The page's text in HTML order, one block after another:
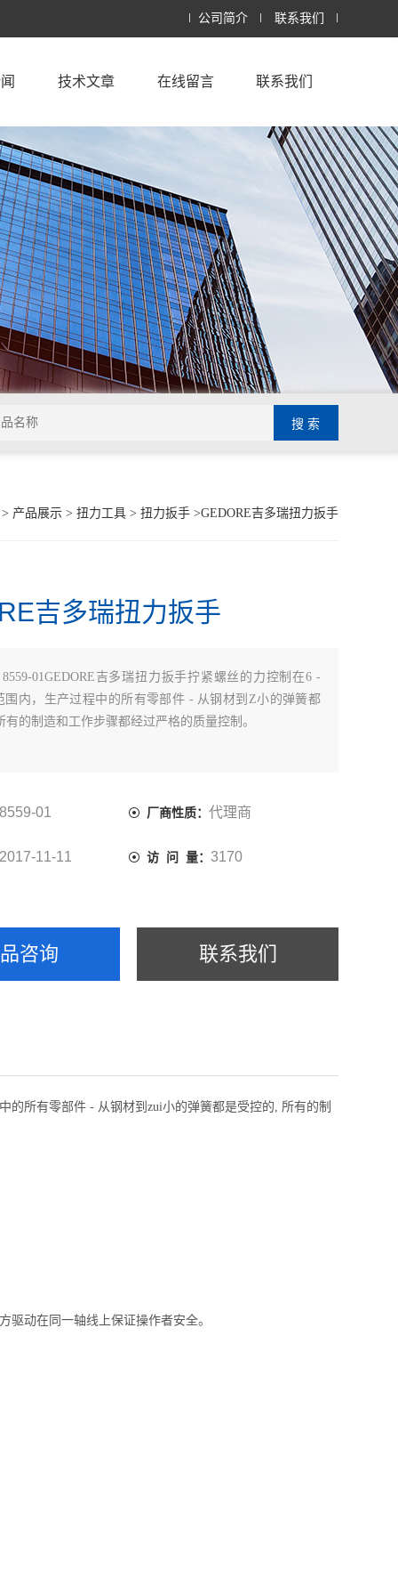
公司简介 联系我们
技术文章 在线留言 联系我们
> 产品展示> 扭力工具> 扭力扳手>GEDORE吉多瑞扭力扳手
吉多瑞扭力扳手
8559-01GEDORE吉多瑞扭力扳手拧紧螺丝的力控制在6 -
围内，生产过程中的所有零部件 - 从钢材到Z小的弹簧都
有的制造和工作步骤都经过严格的质量控制。
8559-01 厂商性质： 代理商
2017-11-11 访 问 量： 3170
咨询 联系我们
的所有零部件 - 从钢材到zui小的弹簧都是受控的, 所有的制
动在同一轴线上保证操作者安全。